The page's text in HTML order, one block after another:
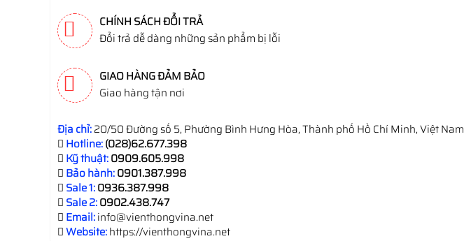
CHÍNH SÁCH ĐỔI TRẢ
Đổi trả dễ dàng những sản phẩm bị lỗi
GIAO HÀNG ĐẢM BẢO
Giao hàng tận nơi
Địa chỉ:20/50 Đường số 5, Phường Bình Hưng Hòa, Thành phố Hồ Chí Minh, Việt Nam
Hotline:(028)62.677.398
Kỹ thuật:0909.605.998
Bảo hành:0901.387.998
Sale 1:0936.387.998
Sale 2:0902.438.747
Email:info@vienthongvina.net
Website:https://vienthongvina.net